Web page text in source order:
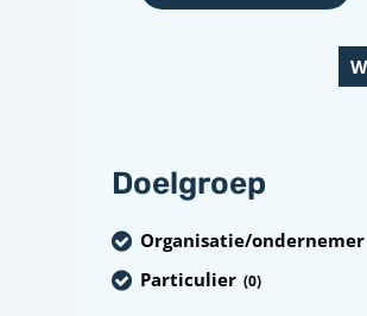
Doelgroep
Organisatie/ondernemer
Particulier (0)